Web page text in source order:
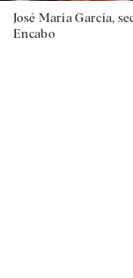
José María García,
Encabo